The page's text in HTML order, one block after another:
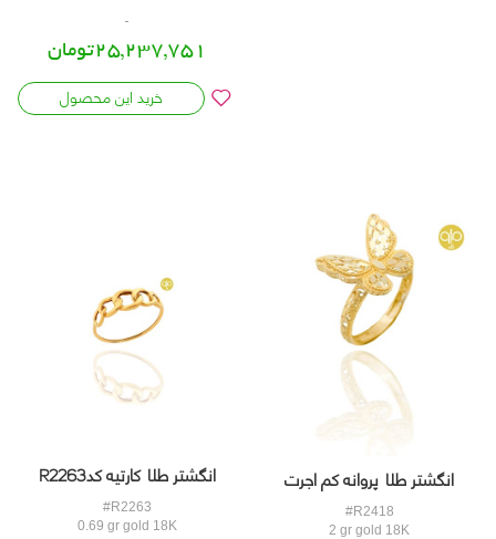
25,237,751تومان
خرید این محصول
انگشتر طلا پروانه کم اجرت
کدR2418
#R2418
2 gr gold 18K
انگشتر طلا کارتیه کدR2263
#R2263
0.69 gr gold 18K